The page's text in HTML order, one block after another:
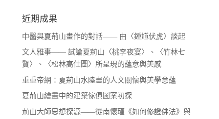
近期成果
中醫與夏荊山畫作的對話—— 由〈鍾馗伏虎〉談起
文人雅事—— 試論夏荊山〈桃李夜宴〉、〈竹林七
賢〉、〈松林高仕圖〉所呈現的蘊意與美感
重重帝網：夏荊山水陸畫的人文關懷與美學意蘊
夏荊山繪畫中的建築傢俱圖案初探
荊山大師思想探源——從南懷瑾《如何修證佛法》與